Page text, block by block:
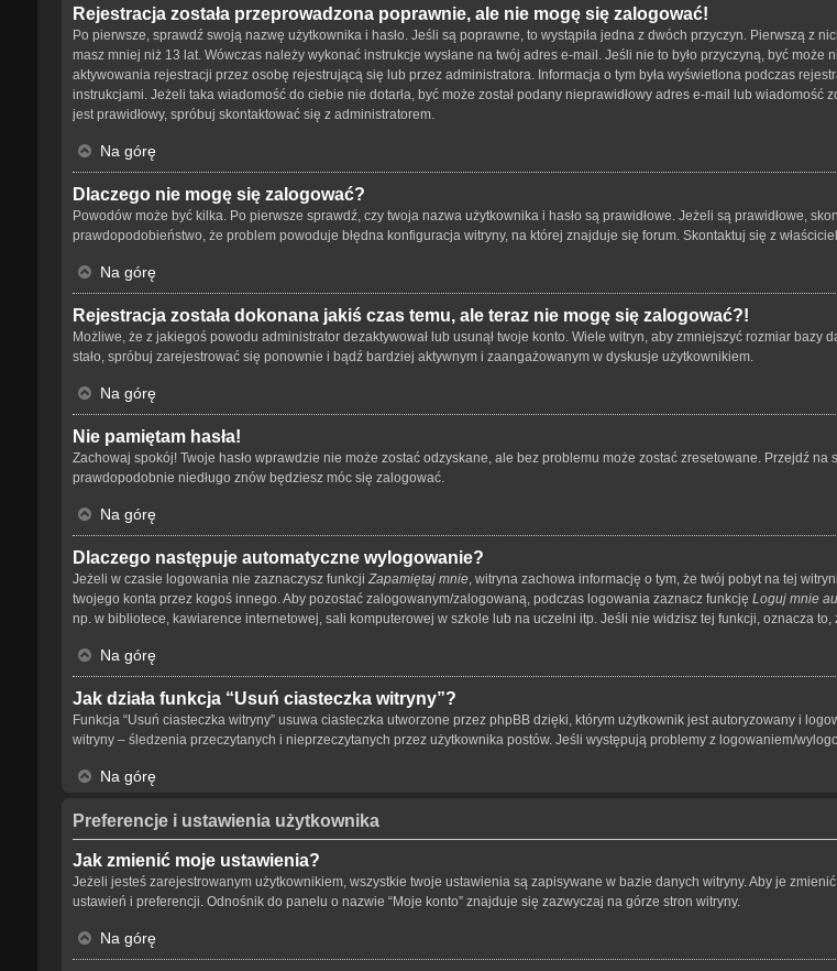
Rejestracja została przeprowadzona poprawnie, ale nie mogę się zalogować!
Po pierwsze, sprawdź swoją nazwę użytkownika i hasło. Jeśli są poprawne, to wystąpiła jedna z dwóch przyczyn. Pierwszą z
masz mniej niż 13 lat. Wówczas należy wykonać instrukcje wysłane na twój adres e-mail. Jeśli nie to było przyczyną, być
aktywowania rejestracji przez osobę rejestrującą się lub przez administratora. Informacja o tym była wyświetlona podczas
instrukcjami. Jeżeli taka wiadomość do ciebie nie dotarła, być może został podany nieprawidłowy adres e-mail lub
jest prawidłowy, spróbuj skontaktować się z administratorem.
Na górę
Dlaczego nie mogę się zalogować?
Powodów może być kilka. Po pierwsze sprawdź, czy twoja nazwa użytkownika i hasło są prawidłowe. Jeżeli są prawidłowe,
prawdopodobieństwo, że problem powoduje błędna konfiguracja witryny, na której znajduje się forum. Skontaktuj się z
Na górę
Rejestracja została dokonana jakiś czas temu, ale teraz nie mogę się zalogować?!
Możliwe, że z jakiegoś powodu administrator dezaktywował lub usunął twoje konto. Wiele witryn, aby zmniejszyć rozmiar
stało, spróbuj zarejestrować się ponownie i bądź bardziej aktywnym i zaangażowanym w dyskusje użytkownikiem.
Na górę
Nie pamiętam hasła!
Zachowaj spokój! Twoje hasło wprawdzie nie może zostać odzyskane, ale bez problemu może zostać zresetowane. Przejdź
prawdopodobnie niedługo znów będziesz móc się zalogować.
Na górę
Dlaczego następuje automatyczne wylogowanie?
Jeżeli w czasie logowania nie zaznaczysz funkcji Zapamiętaj mnie, witryna zachowa informację o tym, że twój pobyt na tej
twojego konta przez kogoś innego. Aby pozostać zalogowanym/zalogowaną, podczas logowania zaznacz funkcję Loguj mnie
np. w bibliotece, kawiarence internetowej, sali komputerowej w szkole lub na uczelni itp. Jeśli nie widzisz tej funkcji, oznacza to,
Na górę
Jak działa funkcja “Usuń ciasteczka witryny”?
Funkcja “Usuń ciasteczka witryny” usuwa ciasteczka utworzone przez phpBB dzięki, którym użytkownik jest autoryzowany i
witryny – śledzenia przeczytanych i nieprzeczytanych przez użytkownika postów. Jeśli występują problemy z logowaniem/
Na górę
Preferencje i ustawienia użytkownika
Jak zmienić moje ustawienia?
Jeżeli jesteś zarejestrowanym użytkownikiem, wszystkie twoje ustawienia są zapisywane w bazie danych witryny. Aby je
ustawień i preferencji. Odnośnik do panelu o nazwie “Moje konto” znajduje się zazwyczaj na górze stron witryny.
Na górę